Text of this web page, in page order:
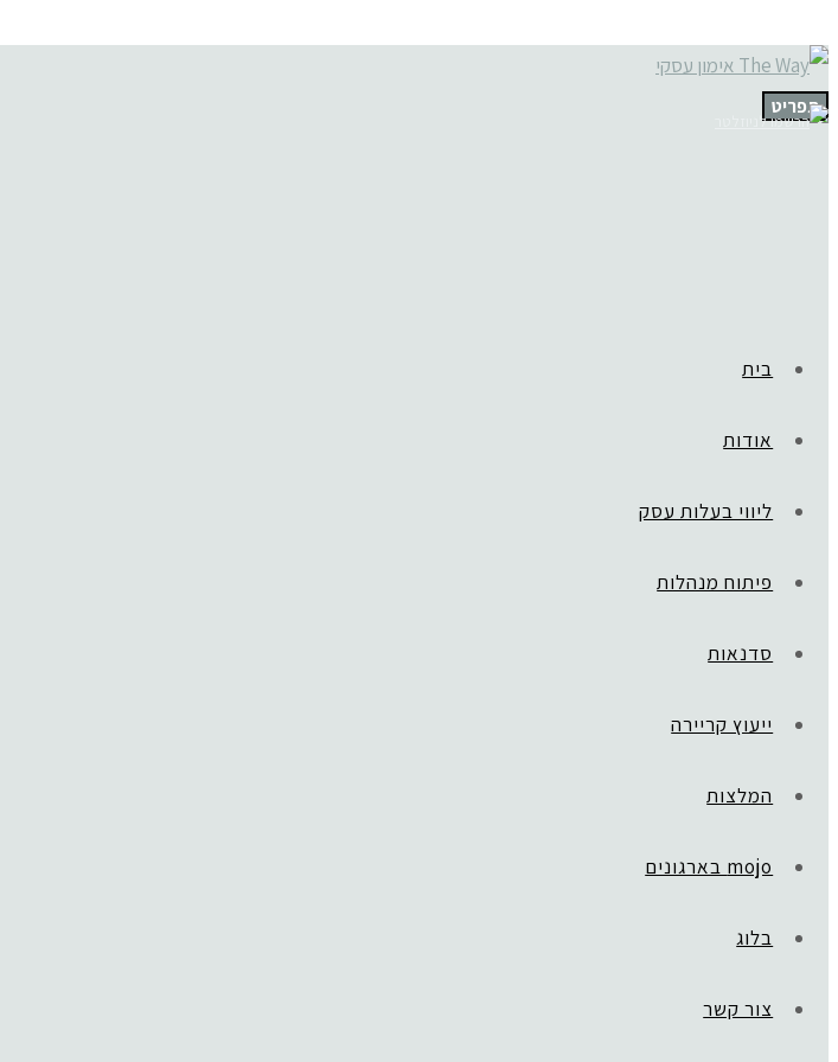
תפריט
בית
אודות
ליווי בעלות עסק
פיתוח מנהלות
סדנאות
ייעוץ קריירה
המלצות
mojo בארגונים
בלוג
צור קשר
»
CBG